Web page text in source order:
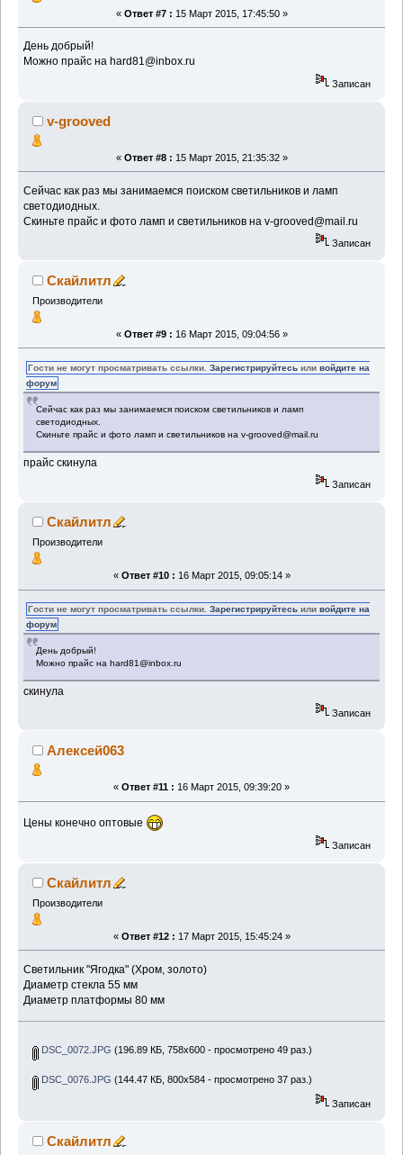
« Ответ #7 : 15 Март 2015, 17:45:50 »
День добрый!
Можно прайс на hard81@inbox.ru
Записан
v-grooved
« Ответ #8 : 15 Март 2015, 21:35:32 »
Сейчас как раз мы занимаемся поиском светильников и ламп
светодиодных.
Скиньте прайс и фото ламп и светильников на v-grooved@mail.ru
Записан
Скайлитл
Производители
« Ответ #9 : 16 Март 2015, 09:04:56 »
Гости не могут просматривать ссылки.Зарегистрируйтесь иливойдите на
форум
Сейчас как раз мы занимаемся поиском светильников и ламп
светодиодных.
Скиньте прайс и фото ламп и светильников на v-grooved@mail.ru
прайс скинула
Записан
Скайлитл
Производители
« Ответ #10 : 16 Март 2015, 09:05:14 »
Гости не могут просматривать ссылки.Зарегистрируйтесь иливойдите на
форум
День добрый!
Можно прайс на hard81@inbox.ru
скинула
Записан
Алексей063
« Ответ #11 : 16 Март 2015, 09:39:20 »
Цены конечно оптовые
Записан
Скайлитл
Производители
« Ответ #12 : 17 Март 2015, 15:45:24 »
Светильник "Ягодка" (Хром, золото)
Диаметр стекла 55 мм
Диаметр платформы 80 мм
DSC_0072.JPG (196.89 КБ, 758x600 - просмотрено 49 раз.)
DSC_0076.JPG (144.47 КБ, 800x584 - просмотрено 37 раз.)
Записан
Скайлитл